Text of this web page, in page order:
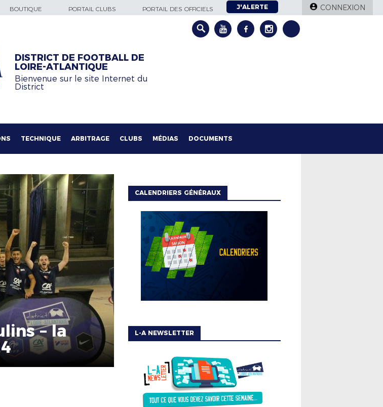
BOUTIQUE PORTAIL CLUBS PORTAIL DES OFFICIELS J'ALERTE CONNEXION
DISTRICT DE FOOTBALL DE
LOIRE-ATLANTIQUE
Bienvenue sur le site Internet du
District
TECHNIQUE ARBITRAGE CLUBS MÉDIAS DOCUMENTS
– la
CALENDRIERS GÉNÉRAUX
L-A NEWSLETTER